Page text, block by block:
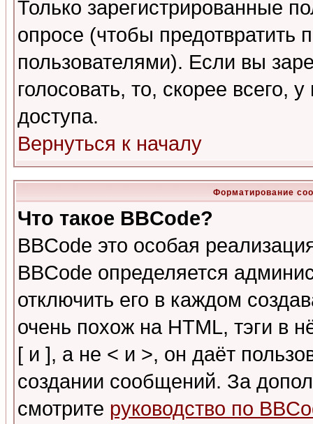
Только зарегистрированные
опросе (чтобы предотвратить
пользователями). Если вы
голосовать, то, скорее всего,
доступа.
Вернуться к началу
Форматирование
Что такое BBCode?
BBCode это особая
BBCode определяется
отключить его в каждом
очень похож на HTML, тэги в
[ и ], а не < и >, он даёт
создании сообщений. За
смотрите руководство по